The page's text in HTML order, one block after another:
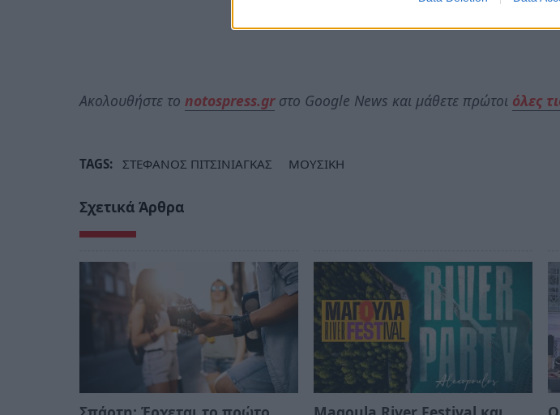
Ακολουθήστε το notospress.grστο Google News και μάθετε πρώτοι όλες
TAGS: ΣΤΕΦΑΝΟΣ ΠΙΤΣΙΝΙΑΓΚΑΣ ΜΟΥΣΙΚΗ
Σχετικά Άρθρα